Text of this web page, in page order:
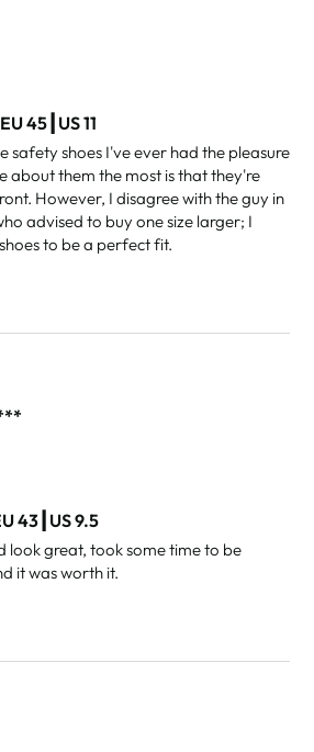
45┃US 11
safety shoes I've ever had the pleasure
about them the most is that they're
However, I disagree with the guy in
advised to buy one size larger; I
to be a perfect fit.
43┃US 9.5
look great, took some time to be
it was worth it.